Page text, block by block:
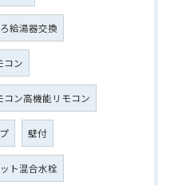
給湯器交換
コン
コン高機能リモコン
壁付
ト混合水栓